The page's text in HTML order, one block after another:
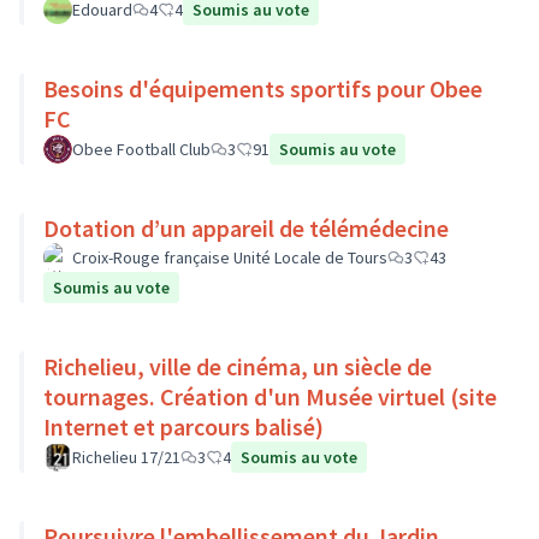
Edouard 4 4 Soumis au vote
Besoins d'équipements sportifs pour Obee
FC
Obee Football Club 3 91 Soumis au vote
Dotation d’un appareil de télémédecine
Croix-Rouge française Unité Locale de Tours 3
43
Soumis au vote
Richelieu, ville de cinéma, un siècle de
tournages. Création d'un Musée virtuel (site
Internet et parcours balisé)
Richelieu 17/21 3 4 Soumis au vote